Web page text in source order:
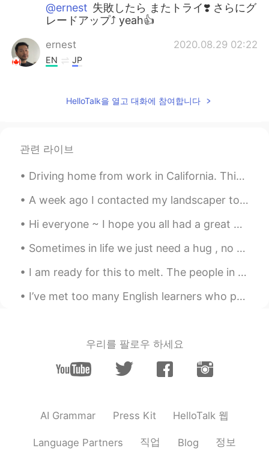
@ernest 失敗したら またトライ❣️ さらにグ
レードアップ⤴️ yeah👍
ernest 2020.08.29 02:22
EN JP
は？😏
EN JP
good with my hands!!
ernest 2020.08.29 02:18
もやりたいですか？😁
ernest 2020.08.29 02:17
ってる。最初に友達教えてくれたけど。
ernest 2020.08.29 02:12
入れすぎるダメ👎それはプロじゃないね。
HelloTalk을 열고 대화에 참여합니다
관련 라이브
Driving home from work in California. This is sunrise because I work night shift. Anyone else noc...
A week ago I contacted my landscaper to start cutting the lawn and he agreed. Well, the grass is ...
Hi everyone ~ I hope you all had a great Christmas 🎄🎄 Here is a photo of what I ate on Christm...
Sometimes in life we just need a hug , no words , no advice . Just a hug to make us feel better a...
I am ready for this to melt. The people in Texas don't know how to handle this weather , rolling...
I’ve met too many English learners who put all their effort into perfecting their accent and gram...
우리를 팔로우 하세요
AI Grammar Press Kit HelloTalk 웹
Language Partners 직업 Blog 정보